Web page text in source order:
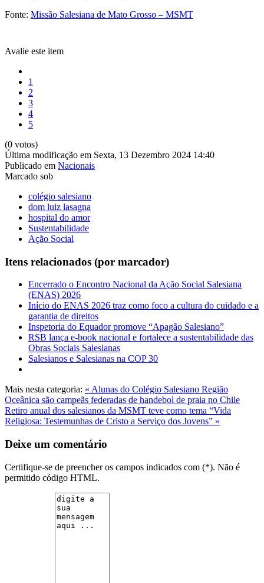
Fonte: Missão Salesiana de Mato Grosso – MSMT
Avalie este item
1
2
3
4
5
(0 votos)
Última modificação em Sexta, 13 Dezembro 2024 14:40
Publicado em Nacionais
Marcado sob
colégio salesiano
dom luiz lasagna
hospital do amor
Sustentabilidade
Ação Social
Itens relacionados (por marcador)
Encerrado o Encontro Nacional da Ação Social Salesiana
(ENAS) 2026
Início do ENAS 2026 traz como foco a cultura do cuidado e a
garantia de direitos
Inspetoria do Equador promove “Apagão Salesiano”
RSB lança e-book nacional e fortalece a sustentabilidade das
Obras Sociais Salesianas
Salesianos e Salesianas na COP 30
Mais nesta categoria: « Alunas do Colégio Salesiano Região
Oceânica são campeãs federadas de handebol de praia no Chile
Retiro anual dos salesianos da MSMT teve como tema “Vida
Religiosa: Testemunhas de Cristo a Serviço dos Jovens” »
Deixe um comentário
Certifique-se de preencher os campos indicados com (*). Não é
permitido código HTML.